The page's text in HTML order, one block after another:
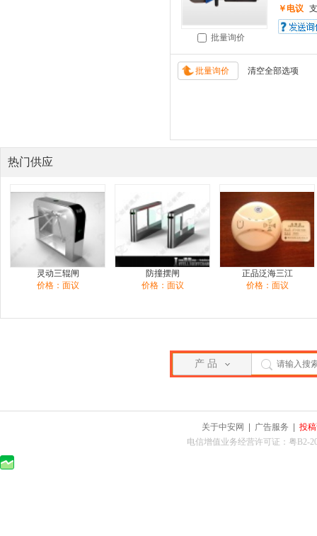
批量询价
￥电议
热门供应
灵动三辊闸
价格：面议
防撞摆闸
价格：面议
正品泛海三江
价格：面议
产 品
关于中安网 广告服务
投
电信增值业务经营许可证：粤